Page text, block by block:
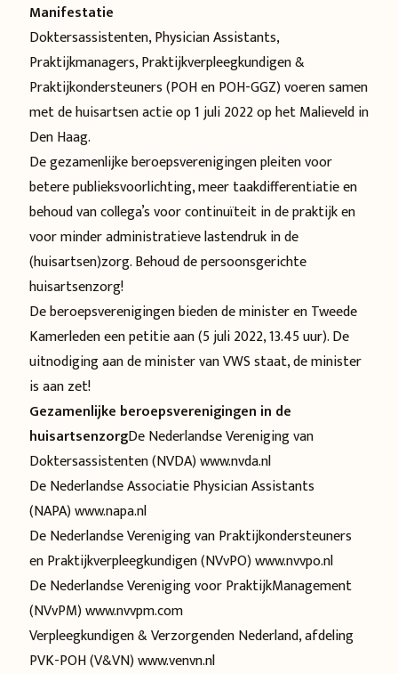
Manifestatie
Doktersassistenten, Physician Assistants,
Praktijkmanagers, Praktijkverpleegkundigen &
Praktijkondersteuners (POH en POH-GGZ) voeren samen
met dehuisartsen actieop 1 juli 2022 op het Malieveld in
Den Haag.
De gezamenlijke beroepsverenigingen pleiten voor
betere publieksvoorlichting, meer taakdifferentiatie en
behoud van collega’s voor continuïteit in de praktijk en
voor minder administratieve lastendruk in de
(huisartsen)zorg. Behoud de persoonsgerichte
huisartsenzorg!
De beroepsverenigingen bieden de minister en Tweede
Kamerleden een petitie aan (5 juli 2022, 13.45 uur). De
uitnodiging aan de minister van VWS staat, de minister
is aan zet!
Gezamenlijke beroepsverenigingen in de
huisartsenzorgDe Nederlandse Vereniging van
Doktersassistenten (NVDA)www.nvda.nl
De Nederlandse Associatie Physician Assistants
(NAPA)www.napa.nl
De Nederlandse Vereniging van Praktijkondersteuners
en Praktijkverpleegkundigen (NVvPO)www.nvvpo.nl
De Nederlandse Vereniging voor PraktijkManagement
(NVvPM)www.nvvpm.com
Verpleegkundigen & Verzorgenden Nederland, afdeling
PVK-POH (V&VN)www.venvn.nl